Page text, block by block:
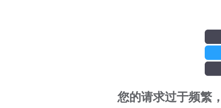
您的请求过于频繁